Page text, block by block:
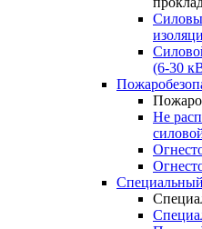
(6-30
Не